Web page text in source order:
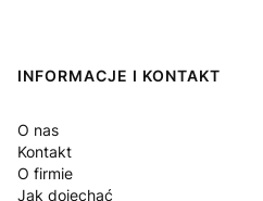
Linki w stopce
INFORMACJE I KONTAKT
O nas
Kontakt
O firmie
Jak dojechać